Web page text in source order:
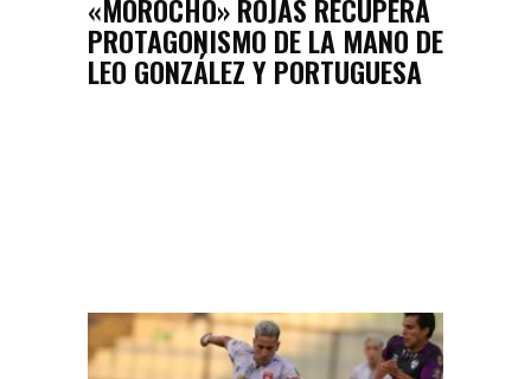
«MOROCHO» ROJAS RECUPERA
PROTAGONISMO DE LA MANO DE
LEO GONZÁLEZ Y PORTUGUESA